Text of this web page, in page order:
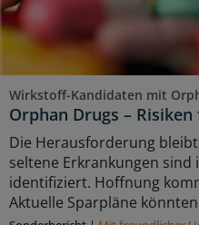
Wirkstoff-Kandidaten mit
Orphan Drugs –
Die Herausforderung
seltene Erkrankungen sind
identifiziert. Hoffnung
Aktuelle Sparpläne